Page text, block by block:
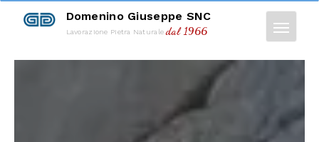
Domenino Giuseppe SNC
Lavorazione Pietra Naturaledal 1966